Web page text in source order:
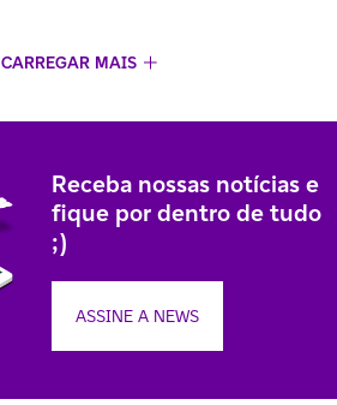
CARREGAR MAIS
Receba nossas notícias e
fique por dentro de tudo
;)
ASSINE A NEWS